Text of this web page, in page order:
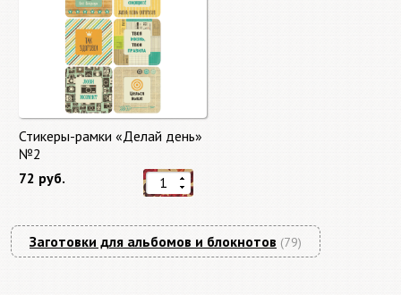
Стикеры-рамки «Делай день»
№2
72 руб.
Заготовки для альбомов и блокнотов (79)